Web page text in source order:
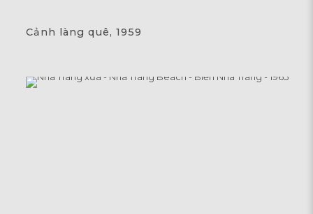
Cảnh làng quê, 1959